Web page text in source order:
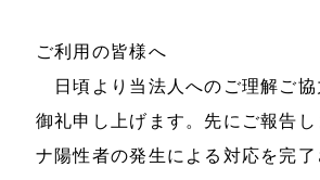
ご利用の皆様へ
日頃より当法人へのご理解ご
御礼申し上げます。先にご報告し
ナ陽性者の発生による対応を完了